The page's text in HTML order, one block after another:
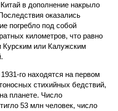
в дополнение накрыло
оказались
погребло под собой
километров, что равно
или Калужским
го находятся на первом
стихийных бедствий,
планете. Число
53 млн человек, число